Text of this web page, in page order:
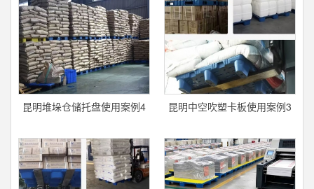
昆明堆垛仓储托盘使用案例4 昆明中空吹塑卡板使用案例3